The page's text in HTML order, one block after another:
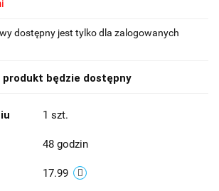
dostępny jest tylko dla zalogowanych
produkt będzie dostępny
1 szt.
48 godzin
17.99